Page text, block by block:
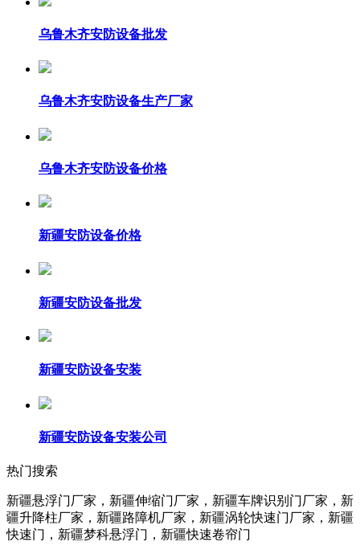
乌鲁木齐安防设备批发
乌鲁木齐安防设备生产厂家
乌鲁木齐安防设备价格
新疆安防设备价格
新疆安防设备批发
新疆安防设备安装
新疆安防设备安装公司
热门搜索
新疆悬浮门厂家，新疆伸缩门厂家，新疆车牌识别门厂家，新
疆升降柱厂家 ，新疆路障机厂家 ，新疆涡轮快速门厂家 ，新疆
快速门，新疆梦科悬浮门，新疆快速卷帘门